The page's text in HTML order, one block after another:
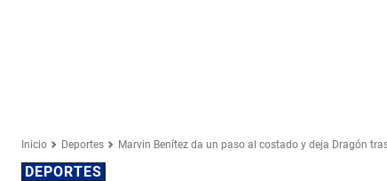
Inicio Deportes Marvin Benítez da un paso al costado y deja Dragón
DEPORTES